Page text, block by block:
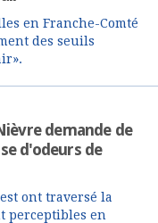
en Franche-Comté
des seuils
demande de
d'odeurs de
ont traversé la
perceptibles en